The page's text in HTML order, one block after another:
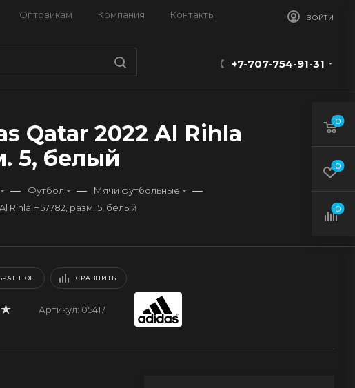
Оптовикам Компания Контакты ВОЙТИ
+7-707-754-91-31
Qatar 2022 Al Rihla
5, белый
— Футбол — Мячи футбольные —
Rihla H57782, разм. 5, белый
СРАВНИТЬ
Артикул: 05417
0
0
0